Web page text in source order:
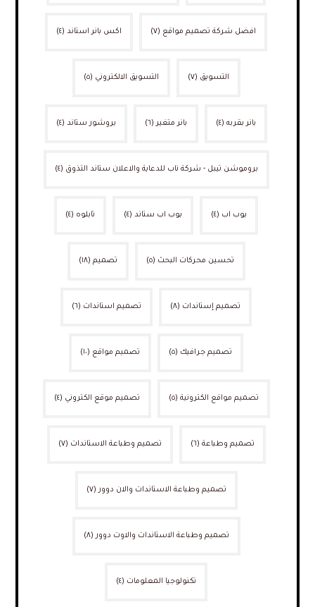
افضل شركة تصميم مواقع (٧) اكس بانر استاند (٤)
التسويق (٧) التسويق الالكتروني (٥)
بانر بقربه (٤) بانر متغير (٦) بروشور ستاند (٤)
بروموشن تيبل - شركة ناب للدعاية والاعلان ستاند التذوق (٤)
بوب اب (٤) بوب اب ستاند (٤) تابلوه (٤)
تحسين محركات البحث (٥) تصميم (١٨)
تصميم إستاندات (٨) تصميم استاندات (٦)
تصميم جرافيك (٥) تصميم مواقع (١٠)
تصميم مواقع الكترونية (٥) تصميم موقع الكتروني (٤)
تصميم وطباعة (٦) تصميم وطباعة الاستاندات (٧)
تصميم وطباعة الاستاندات والان دوور (٧)
تصميم وطباعة الاستاندات والاوت دوور (٨)
تكنولوجيا المعلومات (٤)